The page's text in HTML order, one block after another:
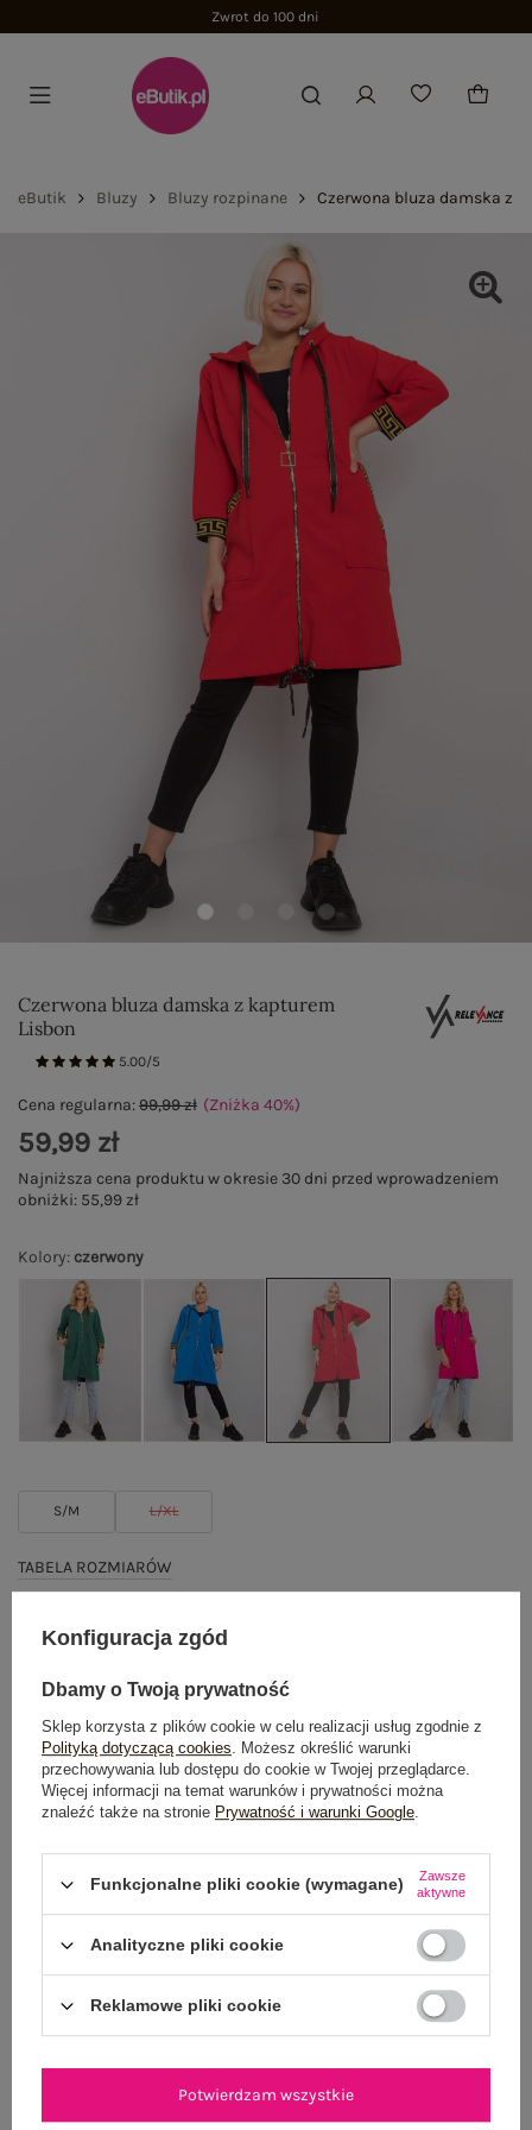
Zwrot do 100 dni
eButik Bluzy Bluzy rozpinane Czerwona bluza damska z
Czerwona bluza damska z kapturem
Lisbon
5.00/5
Kolory: czerwony
S/M L/XL
TABELA ROZMIARÓW
Cena regularna:99,99 zł (Zniżka 40%)
59,99 zł
Najniższa cena produktu w okresie 30 dni przed wprowadzeniem
obniżki: 55,99 zł
DODAJ DO KOSZYKA
Możesz kupić także poprzez:
Dostawaod 7,99 zł
Do darmowej dostawy brakuje 200,00 zł
Wysyłka wponiedziałek
100 dni na zwrot
Konfiguracja zgód
Dbamy o Twoją prywatność
Sklep korzysta z plików cookie w celu realizacji usług zgodnie z
Polityką dotyczącą cookies. Możesz określić warunki
przechowywania lub dostępu do cookie w Twojej przeglądarce.
Więcej informacji na temat warunków i prywatności można
znaleźć także na stronie Prywatność i warunki Google.
Funkcjonalne pliki cookie (wymagane)
Zawsze
aktywne
Analityczne pliki cookie
Reklamowe pliki cookie
Potwierdzam wszystkie